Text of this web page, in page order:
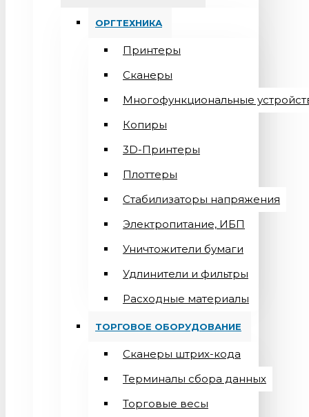
ОРГТЕХНИКА
Принтеры
Сканеры
Многофункциональные
Копиры
3D-Принтеры
Плоттеры
Стабилизаторы напряжения
Электропитание, ИБП
Уничтожители бумаги
Удлинители и фильтры
Расходные материалы
ТОРГОВОЕ ОБОРУДОВАНИЕ
Сканеры штрих-кода
Терминалы сбора данных
Торговые весы